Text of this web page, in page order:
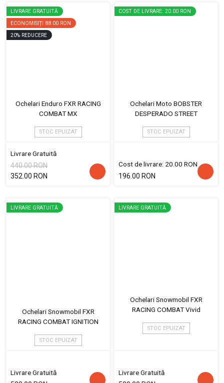
LIVRARE GRATUITĂ
ECONOMISIȚI 88.00 RON
20% REDUCERE
Ochelari Enduro FXR RACING
COMBAT MX
STOC EPUIZAT
Livrare Gratuită
440.00 RON
352.00 RON
COST DE LIVRARE: 20.00 RON
Ochelari Moto BOBSTER
DESPERADO STREET
STOC EPUIZAT
Cost de livrare: 20.00 RON
196.00 RON
LIVRARE GRATUITĂ
Ochelari Snowmobil FXR
RACING COMBAT IGNITION
STOC EPUIZAT
Livrare Gratuită
LIVRARE GRATUITĂ
Ochelari Snowmobil FXR
RACING COMBAT Vivid
STOC EPUIZAT
Livrare Gratuită